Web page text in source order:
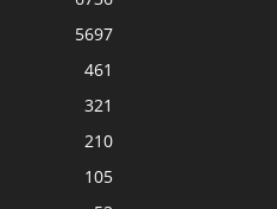
5697
461
321
210
105